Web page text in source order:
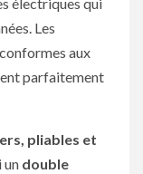
Les
aux
parfaitement
pliables et
un double